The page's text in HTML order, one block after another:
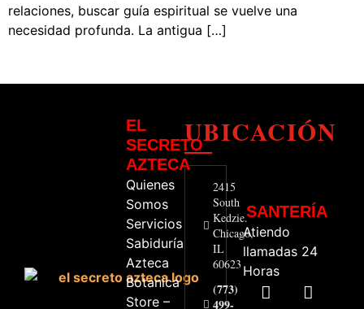
relaciones, buscar guía espiritual se vuelve una
necesidad profunda. La antigua […]
EL
SECRETO
AZTECA
Quienes
Somos
Servicios
Sabiduría
Azteca
Botanica
Store –
UBICACIÓN
2415
South
Kedzie.
Chicago,
IL
60623
(773)
499-
SANTERÍA
Atiendo
llamadas 24
Horas